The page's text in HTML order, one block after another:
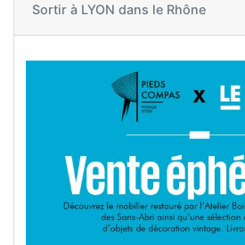
Sortir à LYON dans le Rhône